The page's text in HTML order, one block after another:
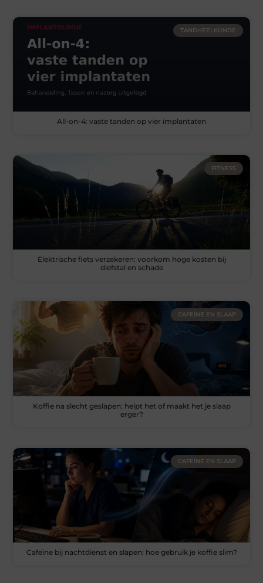
TANDHEELKUNDE
All-on-4: vaste tanden op vier implantaten
FITNESS
Elektrische fiets verzekeren: voorkom hoge kosten bij
diefstal en schade
CAFEÏNE EN SLAAP
Koffie na slecht geslapen: helpt het of maakt het je slaap
erger?
CAFEÏNE EN SLAAP
Cafeïne bij nachtdienst en slapen: hoe gebruik je koffie slim?